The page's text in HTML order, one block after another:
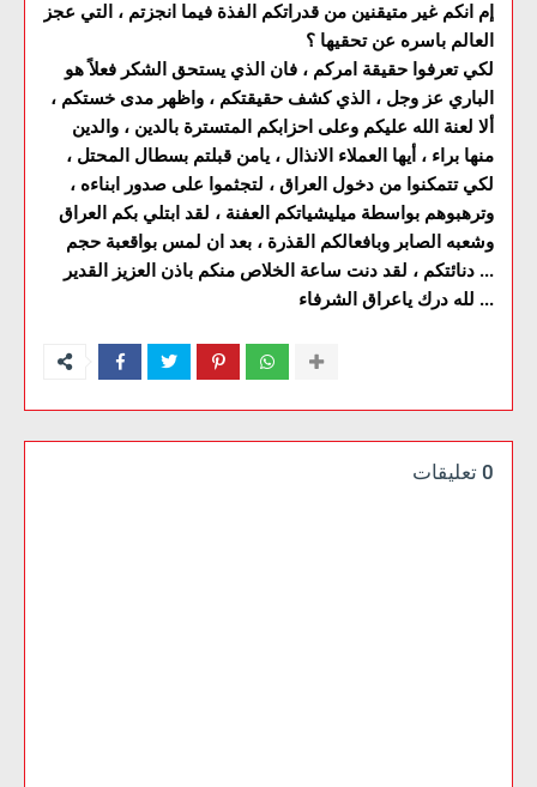
إم انكم غير متيقنين من قدراتكم الفذة فيما انجزتم ، التي عجز
العالم باسره عن تحقيها ؟
لكي تعرفوا حقيقة امركم ، فان الذي يستحق الشكر فعلاً هو
الباري عز وجل ، الذي كشف حقيقتكم ، واظهر مدى خستكم ،
ألا لعنة الله عليكم وعلى احزابكم المتسترة بالدين ، والدين
منها براء ، أيها العملاء الانذال ، يامن قبلتم بسطال المحتل ،
لكي تتمكنوا من دخول العراق ، لتجثموا على صدور ابناءه ،
وترهبوهم بواسطة ميليشياتكم العفنة ، لقد ابتلي بكم العراق
وشعبه الصابر وبافعالكم القذرة ، بعد ان لمس بواقعبة حجم
دنائتكم ، لقد دنت ساعة الخلاص منكم باذن العزيز القدير ...
لله درك ياعراق الشرفاء ...
0 تعليقات